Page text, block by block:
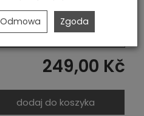
249,00 Kč
dodaj do koszyka
Odmowa Zgoda